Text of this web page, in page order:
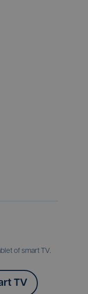
of smart TV.
TV